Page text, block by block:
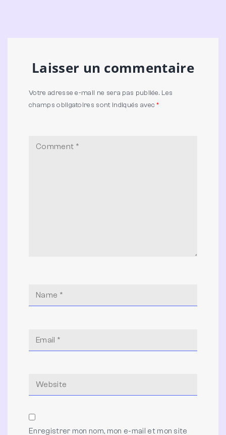
Laisser un commentaire
Votre adresse e-mail ne sera pas publiée. Les
champs obligatoires sont indiqués avec*
Enregistrer mon nom, mon e-mail et mon site